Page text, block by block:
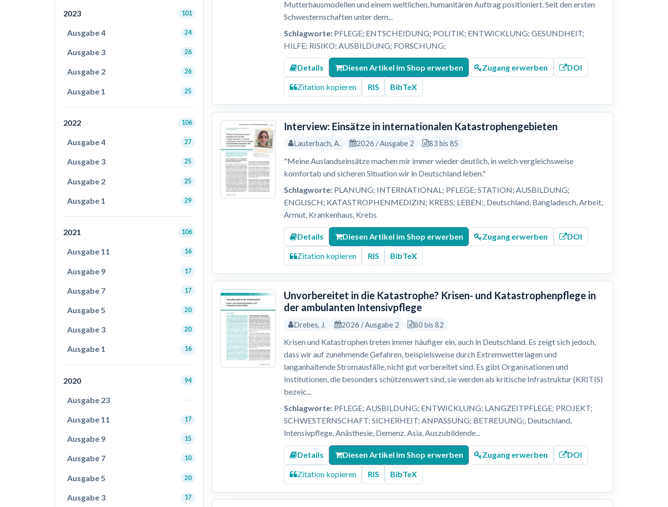
2023 101
Ausgabe 4 24
Ausgabe 3 26
Ausgabe 2 26
Ausgabe 1 25
2022 106
Ausgabe 4 27
Ausgabe 3 25
Ausgabe 2 25
Ausgabe 1 29
2021 106
Ausgabe 11 16
Ausgabe 9 17
Ausgabe 7 17
Ausgabe 5 20
Ausgabe 3 20
Ausgabe 1 16
2020 94
Ausgabe 23
Ausgabe 11 17
Ausgabe 9 15
Ausgabe 7 10
Ausgabe 5 20
Ausgabe 3 17
Mutterhausmodellen und einem weltlichen, humanitären Auftrag positioniert. Seit den ersten
Schwesternschaften unter dem...
Schlagworte: PFLEGE; ENTSCHEIDUNG; POLITIK; ENTWICKLUNG; GESUNDHEIT;
HILFE; RISIKO; AUSBILDUNG; FORSCHUNG;
Details Diesen Artikel im Shop erwerben Zugang erwerben DOI
Zitation kopieren RIS BibTeX
Interview: Einsätze in internationalen Katastrophengebieten
Lauterbach, A. 2026 / Ausgabe 2 83 bis 85
"Meine Auslandseinsätze machen mir immer wieder deutlich, in welch vergleichsweise
komfortab und sicheren Situation wir in Deutschland leben."
Schlagworte: PLANUNG; INTERNATIONAL; PFLEGE; STATION; AUSBILDUNG;
ENGLISCH; KATASTROPHENMEDIZIN; KREBS; LEBEN;, Deutschland, Bangladesch, Arbeit,
Armut, Krankenhaus, Krebs
Details Diesen Artikel im Shop erwerben Zugang erwerben DOI
Zitation kopieren RIS BibTeX
Unvorbereitet in die Katastrophe? Krisen- und Katastrophenpflege in
der ambulanten Intensivpflege
Drebes, J. 2026 / Ausgabe 2 80 bis 82
Krisen und Katastrophen treten immer häufiger ein, auch in Deutschland. Es zeigt sich jedoch,
dass wir auf zunehmende Gefahren, beispielsweise durch Extremwetterlagen und
langanhaltende Stromausfälle, nicht gut vorbereitet sind. Es gibt Organisationen und
Institutionen, die besonders schützenswert sind, sie werden als kritische Infrastruktur (KRITIS)
bezeic...
Schlagworte: PFLEGE; AUSBILDUNG; ENTWICKLUNG; LANGZEITPFLEGE; PROJEKT;
SCHWESTERNSCHAFT; SICHERHEIT; ANPASSUNG; BETREUUNG;, Deutschland,
Intensivpflege, Anästhesie, Demenz, Asia, Auszubildende...
Details Diesen Artikel im Shop erwerben Zugang erwerben DOI
Zitation kopieren RIS BibTeX